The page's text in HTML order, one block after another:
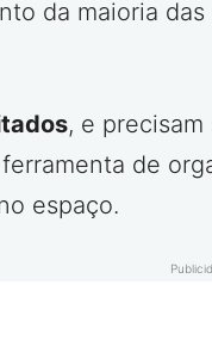
da maioria
, e
de
espaço.